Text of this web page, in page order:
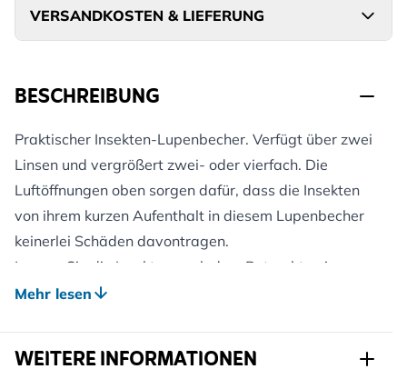
VERSANDKOSTEN & LIEFERUNG
BESCHREIBUNG
Praktischer Insekten-Lupenbecher. Verfügt über zwei
Linsen und vergrößert zwei- oder vierfach. Die
Luftöffnungen oben sorgen dafür, dass die Insekten
von ihrem kurzen Aufenthalt in diesem Lupenbecher
keinerlei Schäden davontragen.
Lassen Sie die Insekten nach dem Betrachten immer
frei. Mit dem Lupenbecher können auch Insekten
Geeignet für Kinder ab 3 Jahren.
Mehr lesen
WEITERE INFORMATIONEN